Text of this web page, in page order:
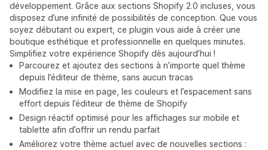
développement. Grâce aux sections Shopify 2.0 incluses, vous
disposez d’une infinité de possibilités de conception. Que vous
soyez débutant ou expert, ce plugin vous aide à créer une
boutique esthétique et professionnelle en quelques minutes.
Simplifiez votre expérience Shopify dès aujourd’hui !
Parcourez et ajoutez des sections à n’importe quel thème
depuis l’éditeur de thème, sans aucun tracas
Modifiez la mise en page, les couleurs et l’espacement sans
effort depuis l’éditeur de thème de Shopify
Design réactif optimisé pour les affichages sur mobile et
tablette afin d’offrir un rendu parfait
Améliorez votre thème actuel avec de nouvelles sections :